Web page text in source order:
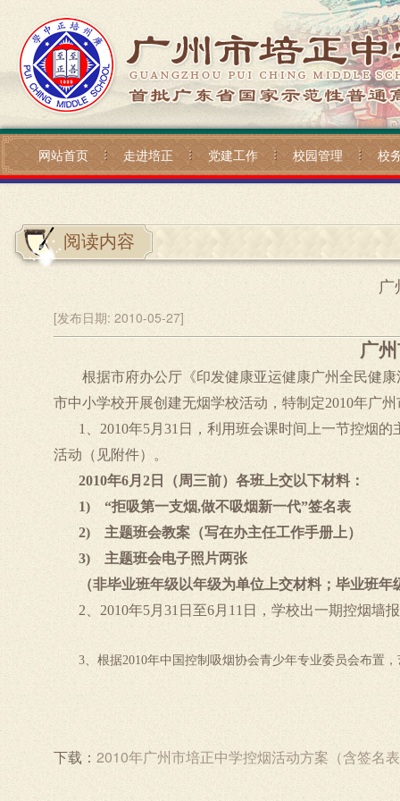
网站首页 走进培正 党建工作 校园管理 校
阅读内容
广
[发布日期: 2010-05-27]
广
根据市府办公厅《印发健康亚运健康广州全民健康
市中小学校开展创建无烟学校活动，特制定2010年广州
1
2010年5月 31 日
，利用班会课时间上一节控烟
活动（见附件）。
2010年6月 2 日
（周三前）各班上交以下材料：
1)
“拒吸第一支烟,做不吸烟新一代”签名表
2)
主题班会教案（写在办主任工作手册上）
3)
主题班会电子照片两张
（非毕业班年级以年级为单位上交材料；毕业班
2
2010年5月 31 日 至6月 11 日 ，学校出一期控烟墙
3、根据2010年中国控制吸烟协会青少年专业委员会布置
下载： 2010年广州市培正中学控烟活动方案（含签名